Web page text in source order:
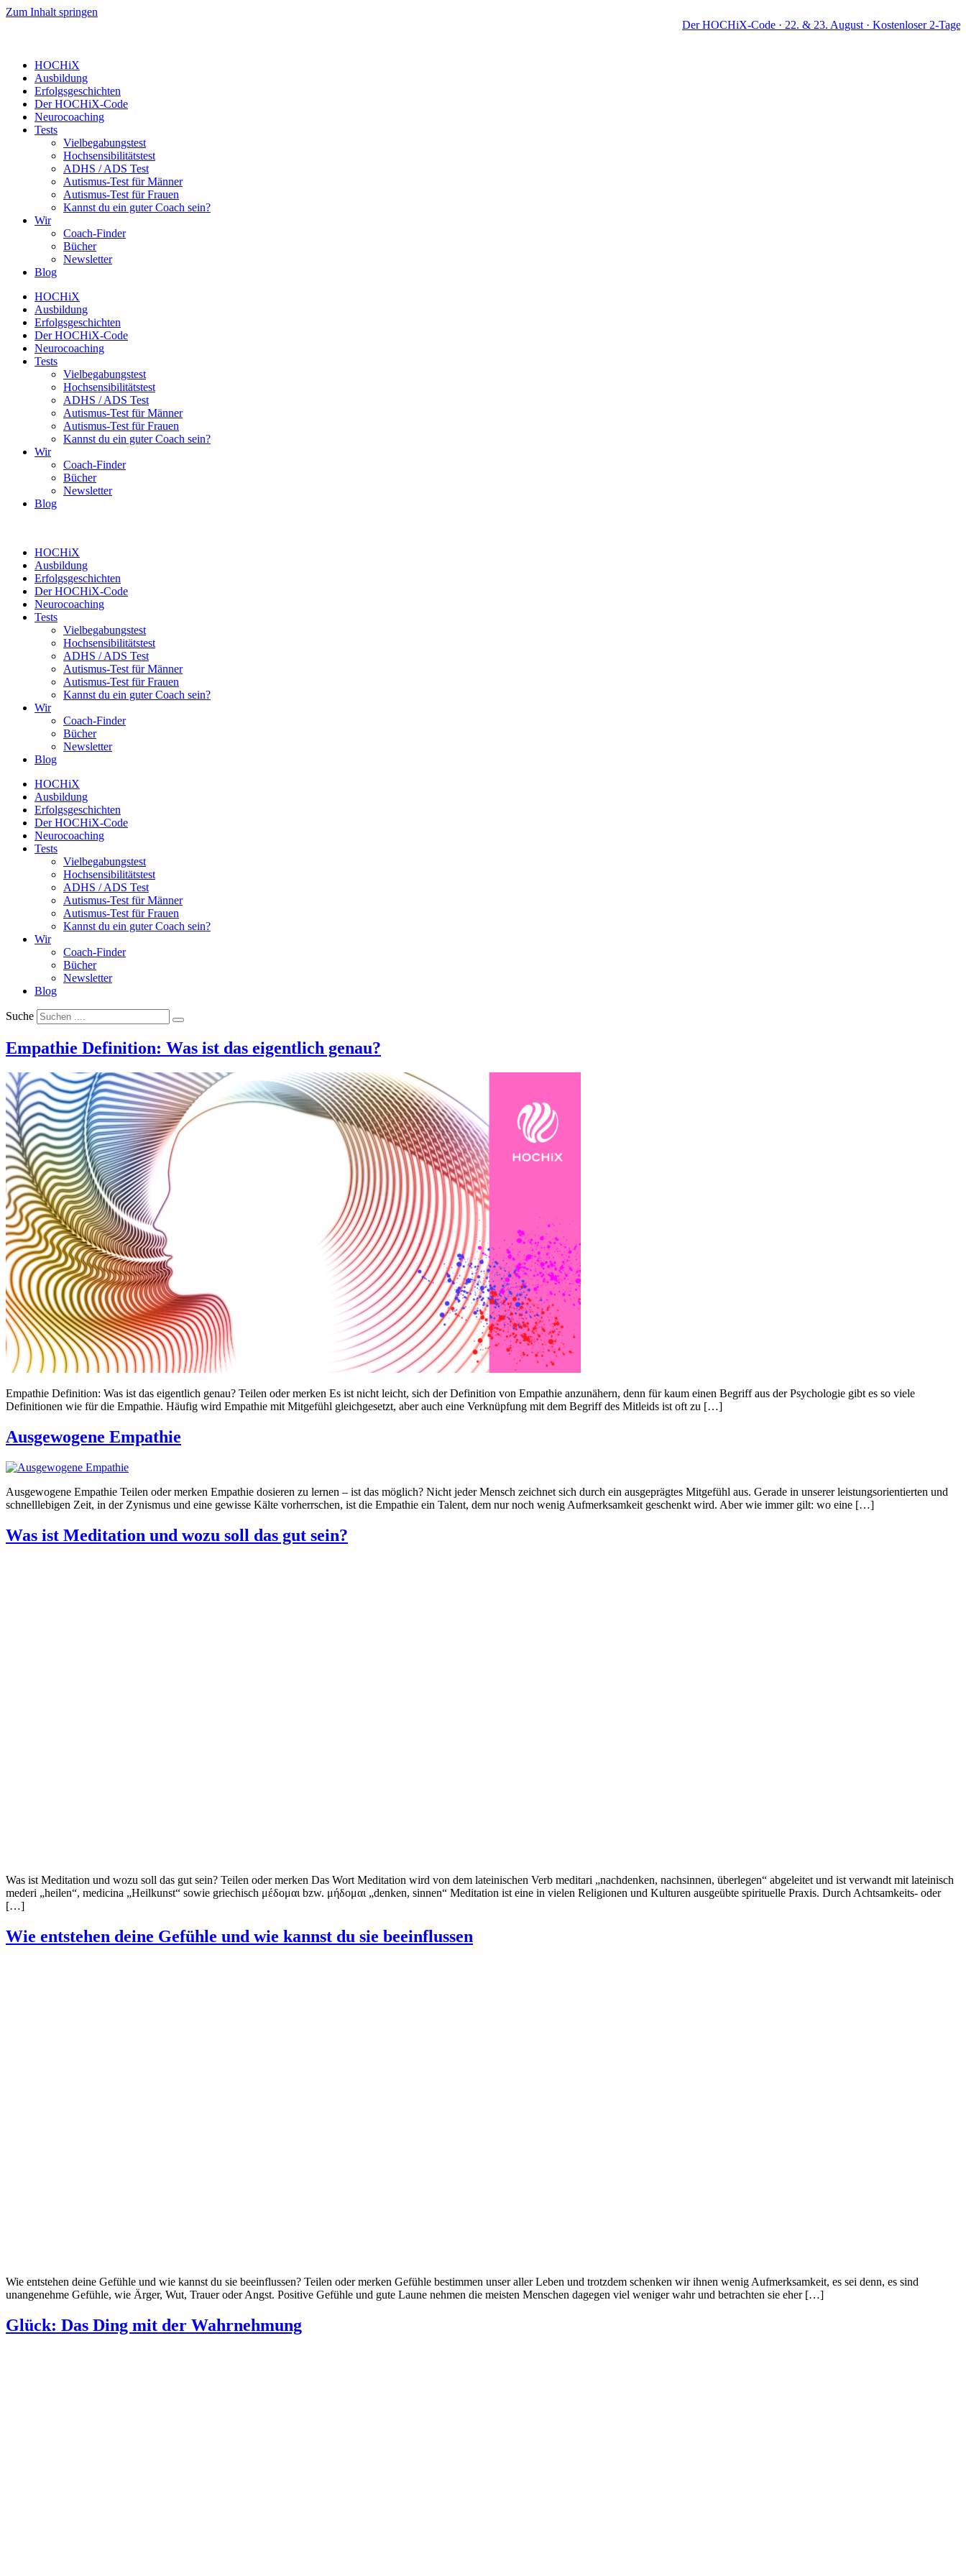
Zum Inhalt springen
Der HOCHiX-Code · 22. & 23. August · Kostenloser 2-Tage-
HOCHiX
Ausbildung
Erfolgsgeschichten
Der HOCHiX-Code
Neurocoaching
Tests
Vielbegabungstest
Hochsensibilitätstest
ADHS / ADS Test
Autismus-Test für Männer
Autismus-Test für Frauen
Kannst du ein guter Coach sein?
Wir
Coach-Finder
Bücher
Newsletter
Blog
HOCHiX
Ausbildung
Erfolgsgeschichten
Der HOCHiX-Code
Neurocoaching
Tests
Vielbegabungstest
Hochsensibilitätstest
ADHS / ADS Test
Autismus-Test für Männer
Autismus-Test für Frauen
Kannst du ein guter Coach sein?
Wir
Coach-Finder
Bücher
Newsletter
Blog
HOCHiX
Ausbildung
Erfolgsgeschichten
Der HOCHiX-Code
Neurocoaching
Tests
Vielbegabungstest
Hochsensibilitätstest
ADHS / ADS Test
Autismus-Test für Männer
Autismus-Test für Frauen
Kannst du ein guter Coach sein?
Wir
Coach-Finder
Bücher
Newsletter
Blog
HOCHiX
Ausbildung
Erfolgsgeschichten
Der HOCHiX-Code
Neurocoaching
Tests
Vielbegabungstest
Hochsensibilitätstest
ADHS / ADS Test
Autismus-Test für Männer
Autismus-Test für Frauen
Kannst du ein guter Coach sein?
Wir
Coach-Finder
Bücher
Newsletter
Blog
Suche
Empathie Definition: Was ist das eigentlich genau?
Empathie Definition: Was ist das eigentlich genau? Teilen oder merken Es ist nicht leicht, sich der Definition von Empathie anzunähern, denn für kaum einen Begriff aus der Psychologie gibt es so viele
Definitionen wie für die Empathie. Häufig wird Empathie mit Mitgefühl gleichgesetzt, aber auch eine Verknüpfung mit dem Begriff des Mitleids ist oft zu […]
Ausgewogene Empathie
Ausgewogene Empathie Teilen oder merken Empathie dosieren zu lernen – ist das möglich? Nicht jeder Mensch zeichnet sich durch ein ausgeprägtes Mitgefühl aus. Gerade in unserer leistungsorientierten und
schnelllebigen Zeit, in der Zynismus und eine gewisse Kälte vorherrschen, ist die Empathie ein Talent, dem nur noch wenig Aufmerksamkeit geschenkt wird. Aber wie immer gilt: wo eine […]
Was ist Meditation und wozu soll das gut sein?
Was ist Meditation und wozu soll das gut sein? Teilen oder merken Das Wort Meditation wird von dem lateinischen Verb meditari „nachdenken, nachsinnen, überlegen“ abgeleitet und ist verwandt mit lateinisch
mederi „heilen“, medicina „Heilkunst“ sowie griechisch μέδομαι bzw. μήδομαι „denken, sinnen“ Meditation ist eine in vielen Religionen und Kulturen ausgeübte spirituelle Praxis. Durch Achtsamkeits- oder
[…]
Wie entstehen deine Gefühle und wie kannst du sie beeinflussen
Wie entstehen deine Gefühle und wie kannst du sie beeinflussen? Teilen oder merken Gefühle bestimmen unser aller Leben und trotzdem schenken wir ihnen wenig Aufmerksamkeit, es sei denn, es sind
unangenehme Gefühle, wie Ärger, Wut, Trauer oder Angst. Positive Gefühle und gute Laune nehmen die meisten Menschen dagegen viel weniger wahr und betrachten sie eher […]
Glück: Das Ding mit der Wahrnehmung